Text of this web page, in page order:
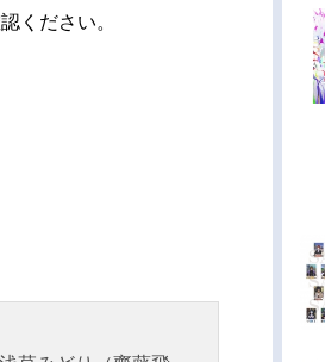
ください。